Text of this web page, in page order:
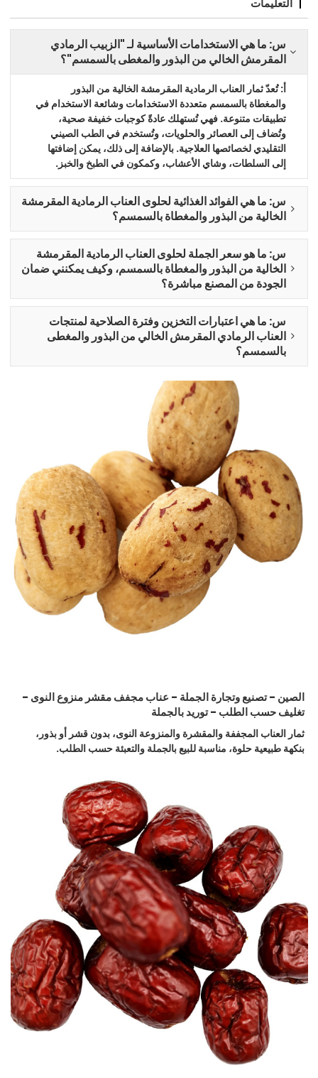
س: ما هي الاستخدامات الأساسية لـ "الزبيب الرمادي
المقرمش الخالي من البذور والمغطى بالسمسم"؟
أ: تُعدّ ثمار العناب الرمادية المقرمشة الخالية من البذور
والمغطاة بالسمسم متعددة الاستخدامات وشائعة الاستخدام في
تطبيقات متنوعة. فهي تُستهلك عادةً كوجبات خفيفة صحية،
وتُضاف إلى العصائر والحلويات، وتُستخدم في الطب الصيني
التقليدي لخصائصها العلاجية. بالإضافة إلى ذلك، يمكن إضافتها
إلى السلطات، وشاي الأعشاب، وكمكون في الطبخ والخبز.
س: ما هي الفوائد الغذائية لحلوى العناب الرمادية المقرمشة
الخالية من البذور والمغطاة بالسمسم؟
س: ما هو سعر الجملة لحلوى العناب الرمادية المقرمشة
الخالية من البذور والمغطاة بالسمسم، وكيف يمكنني ضمان
الجودة من المصنع مباشرة؟
س: ما هي اعتبارات التخزين وفترة الصلاحية لمنتجات
العناب الرمادي المقرمش الخالي من البذور والمغطى
بالسمسم؟
الصين - تصنيع وتجارة الجملة - عناب مجفف مقشر منزوع النوى -
تغليف حسب الطلب - توريد بالجملة
ثمار العناب المجففة والمقشرة والمنزوعة النوى، بدون قشر أو بذور،
بنكهة طبيعية حلوة، مناسبة للبيع بالجملة والتعبئة حسب الطلب.